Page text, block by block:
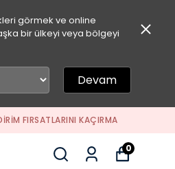
görmek ve online
bir ülkeyi veya bölgeyi
Devam
FIRSATLARINI KAÇIRMA
0